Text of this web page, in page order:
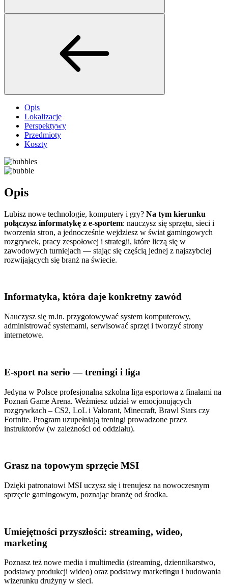
Opis
Lokalizacje
Perspektywy
Przedmioty
Koszty
Opis
Lubisz nowe technologie, komputery i gry? Na tym kierunku
połączysz informatykę z e-sportem: nauczysz się sprzętu, sieci i
tworzenia stron, a jednocześnie wejdziesz w świat gamingowych
rozgrywek, pracy zespołowej i strategii, które liczą się w
zawodowych turniejach — stając się częścią jednej z najszybciej
rozwijających się branż na świecie.
Informatyka, która daje konkretny zawód
Nauczysz się m.in. przygotowywać system komputerowy,
administrować systemami, serwisować sprzęt i tworzyć strony
internetowe.
E-sport na serio — treningi i liga
Jedyna w Polsce profesjonalna szkolna liga esportowa z finałami na
Poznań Game Arena. Weźmiesz udział w emocjonujących
rozgrywkach – CS2, LoL i Valorant, Minecraft, Brawl Stars czy
Fortnite. Program uzupełniają treningi prowadzone przez
instruktorów (w zależności od oddziału).
Grasz na topowym sprzęcie MSI
Dzięki patronatowi MSI uczysz się i trenujesz na nowoczesnym
sprzęcie gamingowym, poznając branżę od środka.
Umiejętności przyszłości: streaming, wideo,
marketing
Poznasz też nowe media i multimedia (streaming, dziennikarstwo,
podstawy produkcji wideo) oraz podstawy marketingu i budowania
wizerunku drużyny w sieci.